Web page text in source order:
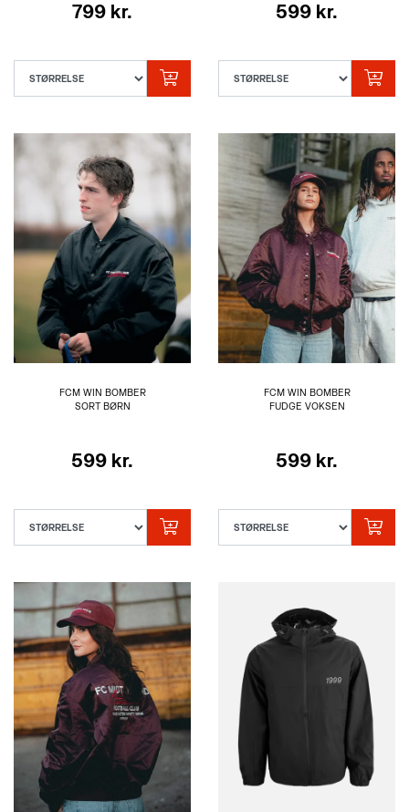
799 kr. 599 kr.
FCM WIN BOMBER
SORT BØRN
599 kr.
FCM WIN BOMBER
FUDGE VOKSEN
599 kr.